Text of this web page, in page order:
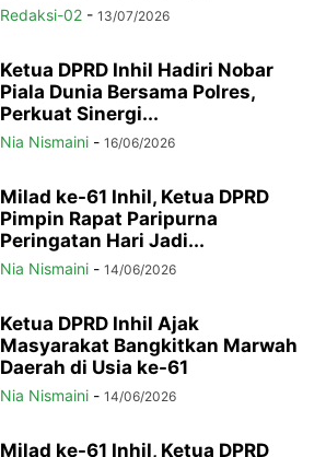
Redaksi-02 - 13/07/2026
Ketua DPRD Inhil Hadiri Nobar
Piala Dunia Bersama Polres,
Perkuat Sinergi...
Nia Nismaini - 16/06/2026
Milad ke-61 Inhil, Ketua DPRD
Pimpin Rapat Paripurna
Peringatan Hari Jadi...
Nia Nismaini - 14/06/2026
Ketua DPRD Inhil Ajak
Masyarakat Bangkitkan Marwah
Daerah di Usia ke-61
Nia Nismaini - 14/06/2026
Milad ke-61 Inhil, Ketua DPRD